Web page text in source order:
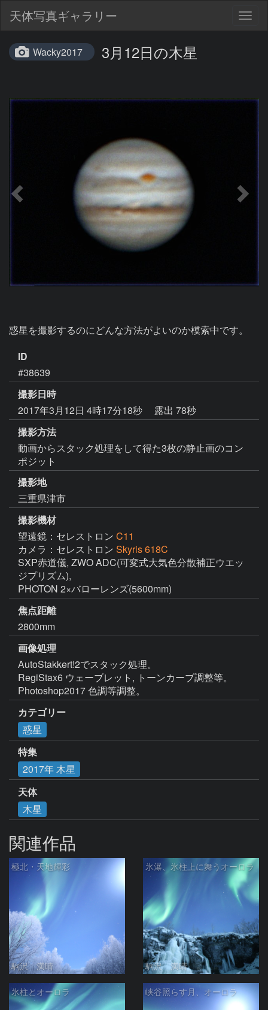
天体写真ギャラリー
Wacky2017 3月12日の木星
惑星を撮影するのにどんな方法がよいのか模索中です。
ID
#38639
撮影日時
2017年3月12日 4時17分18秒
露出 78秒
撮影方法
動画からスタック処理をして得た3枚の静止画のコン
ポジット
撮影地
三重県津市
撮影機材
望遠鏡：セレストロン C11
カメラ：セレストロン Skyris 618C
SXP赤道儀, ZWO ADC(可変式大気色分散補正ウエッ
ジプリズム),
PHOTON 2×バローレンズ(5600mm)
焦点距離
2800mm
画像処理
AutoStakkert!2でスタック処理。
RegiStax6 ウェーブレット, トーンカーブ調整等。
Photoshop2017 色調等調整。
カテゴリー
惑星
特集
2017年 木星
天体
木星
関連作品
極北・天地輝彩
駒沢 満晴
氷瀑、氷柱上に舞うオーロラ
駒沢 満晴
氷柱とオーロラ 峡谷照らす月、オーロラ